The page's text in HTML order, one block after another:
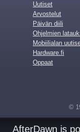
Uutiset
Arvostelut
Päivän diili
Ohjelmien
Mobiilialan
Hardware.fi
Oppaat
©
AfterDawn is